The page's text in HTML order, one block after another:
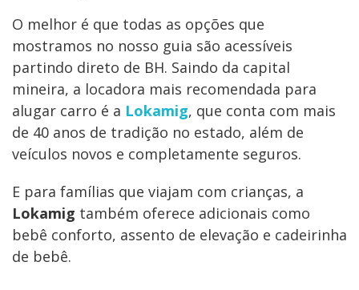
O melhor é que todas as opções que
mostramos no nosso guia são acessíveis
partindo direto de BH. Saindo da capital
mineira, a locadora mais recomendada para
alugar carro é a Lokamig, que conta com mais
de 40 anos de tradição no estado, além de
veículos novos e completamente seguros.
E para famílias que viajam com crianças, a
Lokamig também oferece adicionais como
bebê conforto, assento de elevação e cadeirinha
de bebê.